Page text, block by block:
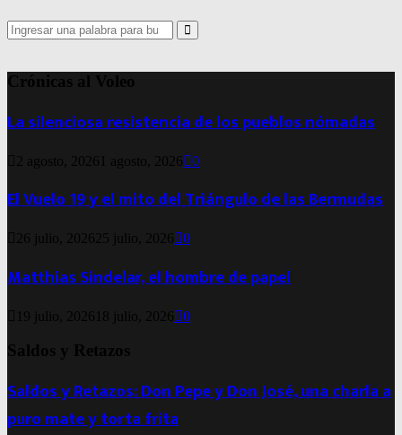
Search
for:
Search
Crónicas al Voleo
La silenciosa resistencia de los pueblos nómadas
2 agosto, 2026 1 agosto, 2026 0
El Vuelo 19 y el mito del Triángulo de las Bermudas
26 julio, 2026 25 julio, 2026 0
Matthias Sindelar, el hombre de papel
19 julio, 2026 18 julio, 2026 0
Saldos y Retazos
Saldos y Retazos: Don Pepe y Don José, una charla a
puro mate y torta frita